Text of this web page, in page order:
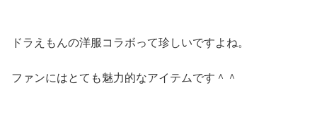
ドラえもんの洋服コラボって珍しいですよね。
ファンにはとても魅力的なアイテムです＾＾